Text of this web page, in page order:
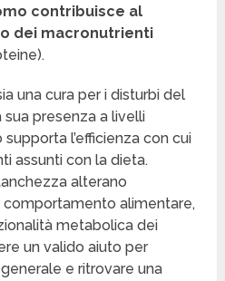
contribuisce al
dei macronutrienti
una cura per i disturbi del
presenza a livelli
l’efficienza con cui
assunti con la dieta.
alterano
alimentare,
metabolica dei
un valido aiuto per
e ritrovare una